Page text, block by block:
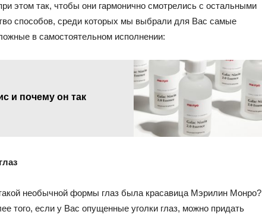
этом так, чтобы они гармонично смотрелись с остальными
способов, среди которых мы выбрали для Вас самые
в самостоятельном исполнении:
и почему он так
необычной формы глаз была красавица Мэрилин Монро?
того, если у Вас опущенные уголки глаз, можно придать